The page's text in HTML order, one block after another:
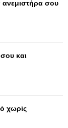
ανεμιστήρα σου
και
χωρίς